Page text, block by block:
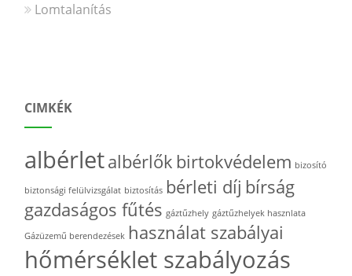
Lomtalanítás
CIMKÉK
albérletalbérlők birtokvédelem bizosító
biztonsági felülvizsgálat biztosítás bérleti díj bírság
gazdaságos fűtés gáztűzhely gáztűzhelyek hasznlata
Gázüzemű berendezések használat szabályai
hőmérséklet szabályozás